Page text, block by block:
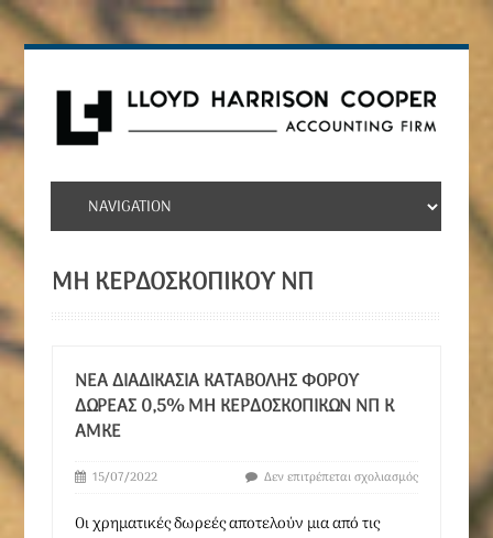
ΜΗ ΚΕΡΔΟΣΚΟΠΙΚΟΎ ΝΠ
ΝΈΑ ΔΙΑΔΙΚΑΣΊΑ ΚΑΤΑΒΟΛΉΣ ΦΌΡΟΥ
ΔΩΡΕΆΣ 0,5% ΜΗ ΚΕΡΔΟΣΚΟΠΙΚΏΝ ΝΠ Κ
ΑΜΚΕ
15/07/2022 Δεν επιτρέπεται σχολιασμός
Οι χρηματικές δωρεές αποτελούν μια από τις